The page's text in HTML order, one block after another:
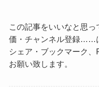
この記事をいいなと思
価・チャンネル登録……
シェア・ブックマーク、
お願い致します。